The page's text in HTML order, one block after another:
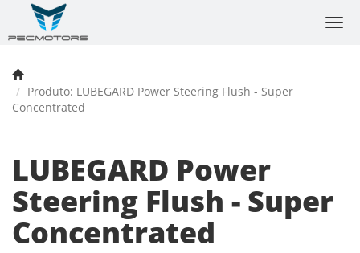
Produto: LUBEGARD Power Steering Flush - Super
Concentrated
LUBEGARD Power
Steering Flush - Super
Concentrated